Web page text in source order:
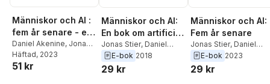
Människor och AI :
fem år senare - en
bok om artificiell
intelligens och oss
själva
Daniel Akenine, Jonas
Stier
Häftad, 2023
51 kr
Människor och AI:
En bok om artificiell
intelligens och oss
själva
Jonas Stier, Daniel
Akenine
E-bok 2018
29 kr
Människor och AI:
Fem år senare
Jonas Stier, Daniel
Akenine
E-bok 2023
29 kr